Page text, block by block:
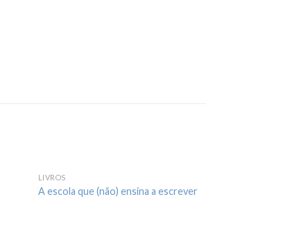
LIVROS
A escola que (não) ensina a escrever